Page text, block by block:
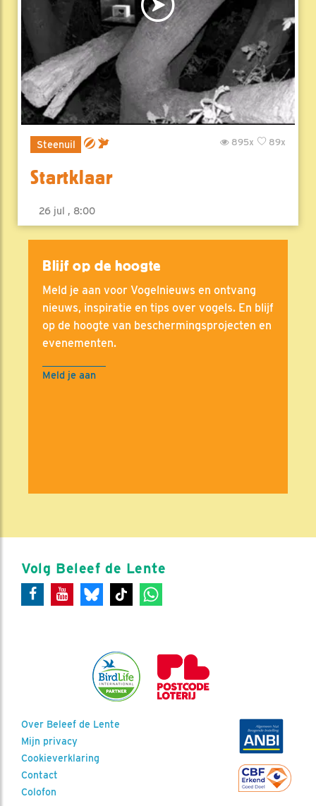
Steenuil 89x
895x
Startklaar
26 jul , 8:00
Blijf op de hoogte
Meld je aan voor Vogelnieuws en ontvang
nieuws, inspiratie en tips over vogels. En blijf
op de hoogte van beschermingsprojecten en
evenementen.
Meld je aan
Volg Beleef de Lente
Over Beleef de Lente
Mijn privacy
Cookieverklaring
Contact
Colofon